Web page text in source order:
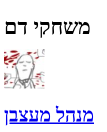
משחקי דם
מנהל מעצבן